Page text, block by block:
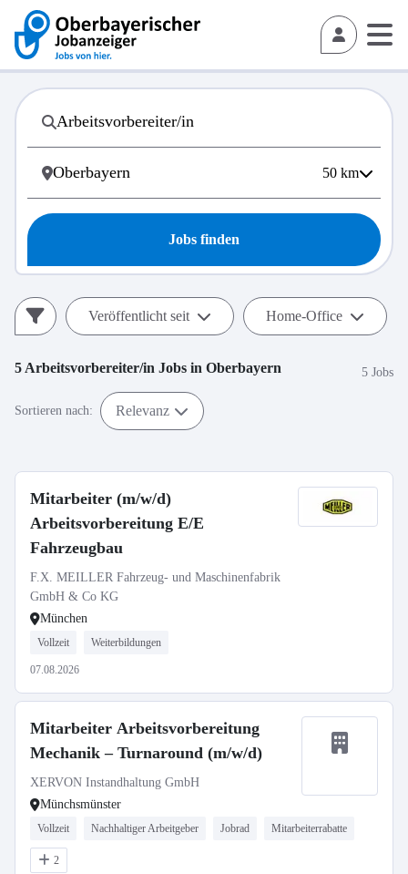
50 km
Jobs finden
Veröffentlicht seit Home-Office
5 Arbeitsvorbereiter/in Jobs in Oberbayern 5 Jobs
Sortieren nach: Relevanz
Mitarbeiter (m/w/d)
Arbeitsvorbereitung E/E
Fahrzeugbau
F.X. MEILLER Fahrzeug- und Maschinenfabrik
GmbH & Co KG
München
Vollzeit Weiterbildungen
07.08.2026
Mitarbeiter Arbeitsvorbereitung
Mechanik – Turnaround (m/w/d)
XERVON Instandhaltung GmbH
Münchsmünster
Vollzeit Nachhaltiger Arbeitgeber Jobrad Mitarbeiterrabatte
2